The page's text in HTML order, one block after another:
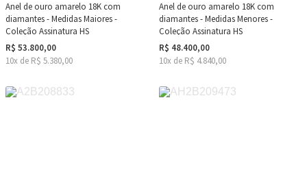
Anel de ouro amarelo 18K com
diamantes - Medidas Maiores -
Coleção Assinatura HS
R$ 53.800,00
10x de R$ 5.380,00
Anel de ouro amarelo 18K com
diamantes - Medidas Menores -
Coleção Assinatura HS
R$ 48.400,00
10x de R$ 4.840,00